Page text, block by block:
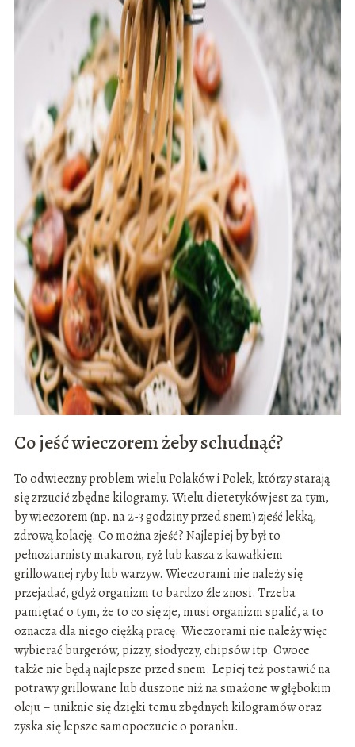
Co jeść wieczorem żeby schudnąć?
To odwieczny problem wielu Polaków i Polek, którzy starają
się zrzucić zbędne kilogramy. Wielu dietetyków jest za tym,
by wieczorem (np. na 2-3 godziny przed snem) zjeść lekką,
zdrową kolację. Co można zjeść? Najlepiej by był to
pełnoziarnisty makaron, ryż lub kasza z kawałkiem
grillowanej ryby lub warzyw. Wieczorami nie należy się
przejadać, gdyż organizm to bardzo źle znosi. Trzeba
pamiętać o tym, że to co się zje, musi organizm spalić, a to
oznacza dla niego ciężką pracę. Wieczorami nie należy więc
wybierać burgerów, pizzy, słodyczy, chipsów itp. Owoce
także nie będą najlepsze przed snem. Lepiej też postawić na
potrawy grillowane lub duszone niż na smażone w głębokim
oleju – uniknie się dzięki temu zbędnych kilogramów oraz
zyska się lepsze samopoczucie o poranku.